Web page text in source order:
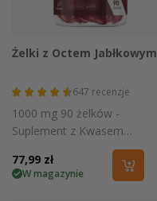
Żelki z Octem Jabłkowym
647 recenzje
1000 mg 90 żelków -
Suplement z Kwasem
Octowym, Burakiem,
Witaminą C, B6 i B9
Cena
regularna
77,99 zł
W magazynie